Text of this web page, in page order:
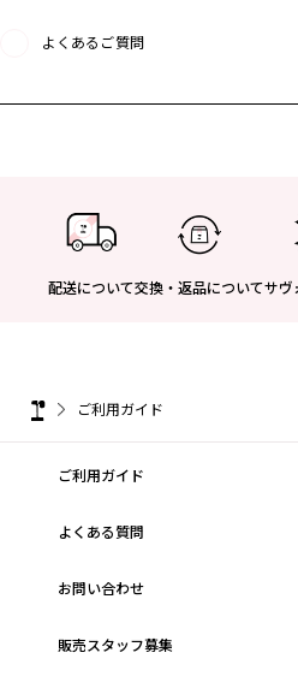
よくあるご質問
配送について交換・返品についてサヴ
ご利用ガイド
ご利用ガイド
よくある質問
お問い合わせ
販売スタッフ募集